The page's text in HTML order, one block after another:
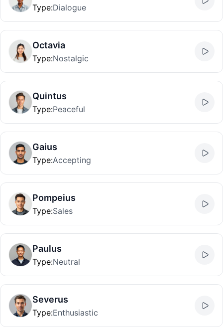
Type:Dialogue
Octavia
Type:Nostalgic
Quintus
Type:Peaceful
Gaius
Type:Accepting
Pompeius
Type:Sales
Paulus
Type:Neutral
Severus
Type:Enthusiastic